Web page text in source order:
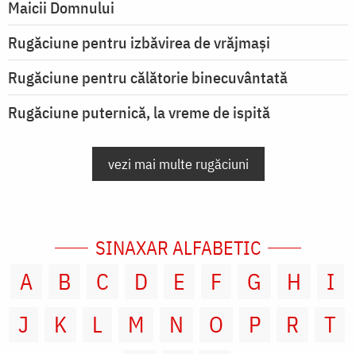
Maicii Domnului
Rugăciune pentru izbăvirea de vrăjmași
Rugăciune pentru călătorie binecuvântată
Rugăciune puternică, la vreme de ispită
vezi mai multe rugăciuni
SINAXAR ALFABETIC
A B C D E F G H
I
J
K L M N O P R
T